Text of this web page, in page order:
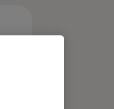
10 Sie